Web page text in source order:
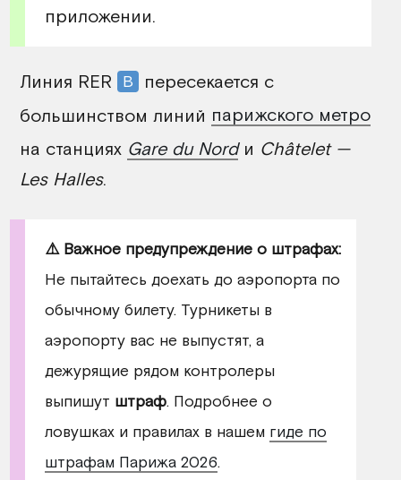
приложении.
Линия RER B
пересекается с
большинством линий парижского метро
на станциях Gare du Nordи Châtelet —
Les Halles.
⚠️ Важное предупреждение о штрафах:
Не пытайтесь доехать до аэропорта по
обычному билету. Турникеты в
аэропорту вас не выпустят, а
дежурящие рядом контролеры
выпишут штраф. Подробнее о
ловушках и правилах в нашем гиде по
штрафам Парижа 2026.